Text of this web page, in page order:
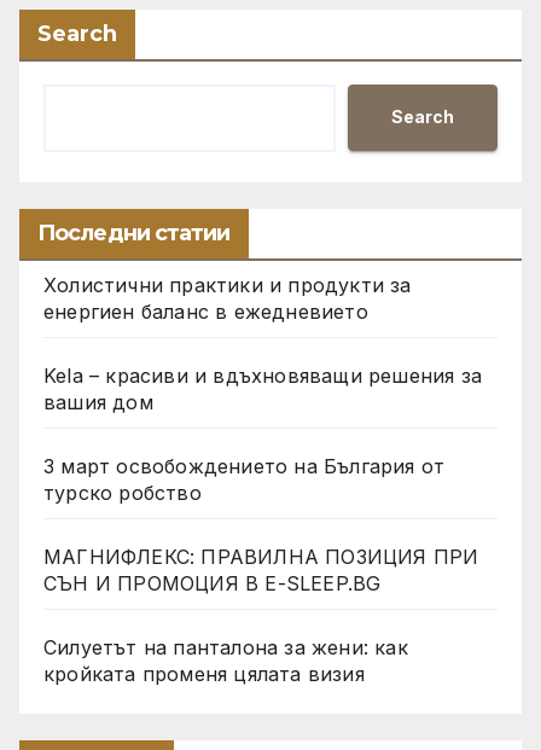
Search
Search
Последни статии
Холистични практики и продукти за
енергиен баланс в ежедневието
Kela – красиви и вдъхновяващи решения за
вашия дом
3 март освобождението на България от
турско робство
МАГНИФЛЕКС: ПРАВИЛНА ПОЗИЦИЯ ПРИ
СЪН И ПРОМОЦИЯ В Е-SLEEP.BG
Силуетът на панталона за жени: как
кройката променя цялата визия